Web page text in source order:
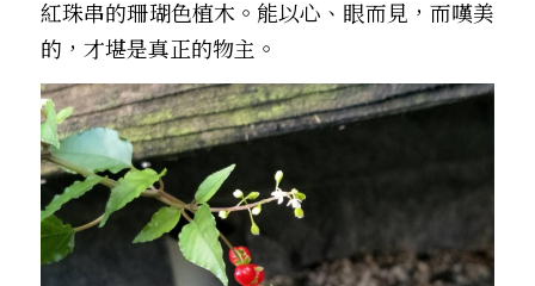
紅珠串的珊瑚色植木。能以心、眼而見，而嘆美
的，才堪是真正的物主。